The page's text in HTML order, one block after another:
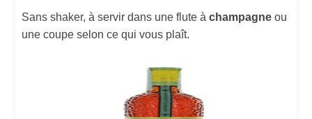
Sans shaker, à servir dans une flute à champagne ou
une coupe selon ce qui vous plaît.